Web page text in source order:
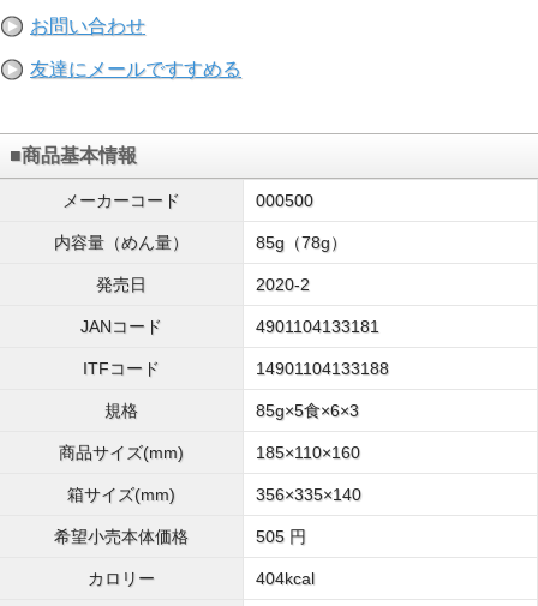
お問い合わせ
友達にメールですすめる
■商品基本情報
メーカーコード 000500
内容量（めん量） 85g（78g）
発売日 2020-2
JANコード 4901104133181
ITFコード 14901104133188
規格 85g×5食×6×3
商品サイズ(mm) 185×110×160
箱サイズ(mm) 356×335×140
希望小売本体価格 505 円
カロリー 404kcal